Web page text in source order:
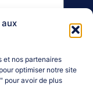
et nos partenaires
optimiser notre site
" pour avoir de plus